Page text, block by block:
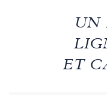
UN
ET